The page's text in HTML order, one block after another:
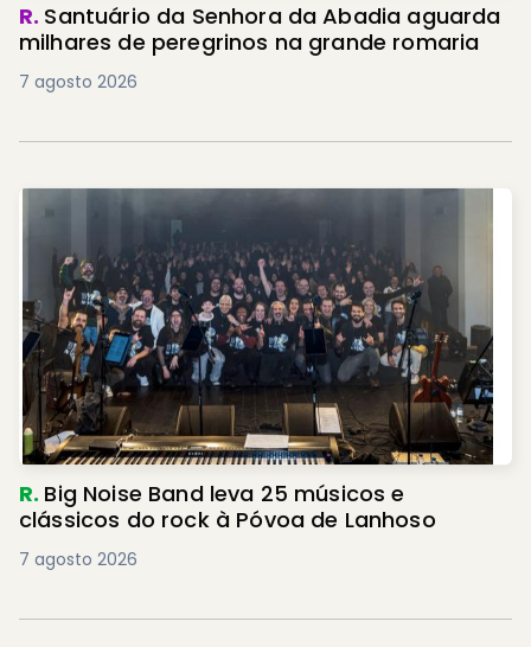
R. Santuário da Senhora da Abadia aguarda
milhares de peregrinos na grande romaria
7 agosto 2026
R. Big Noise Band leva 25 músicos e
clássicos do rock à Póvoa de Lanhoso
7 agosto 2026